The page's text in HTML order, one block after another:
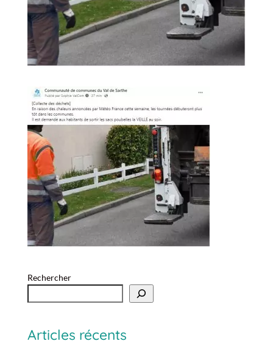
Rechercher
Articles récents